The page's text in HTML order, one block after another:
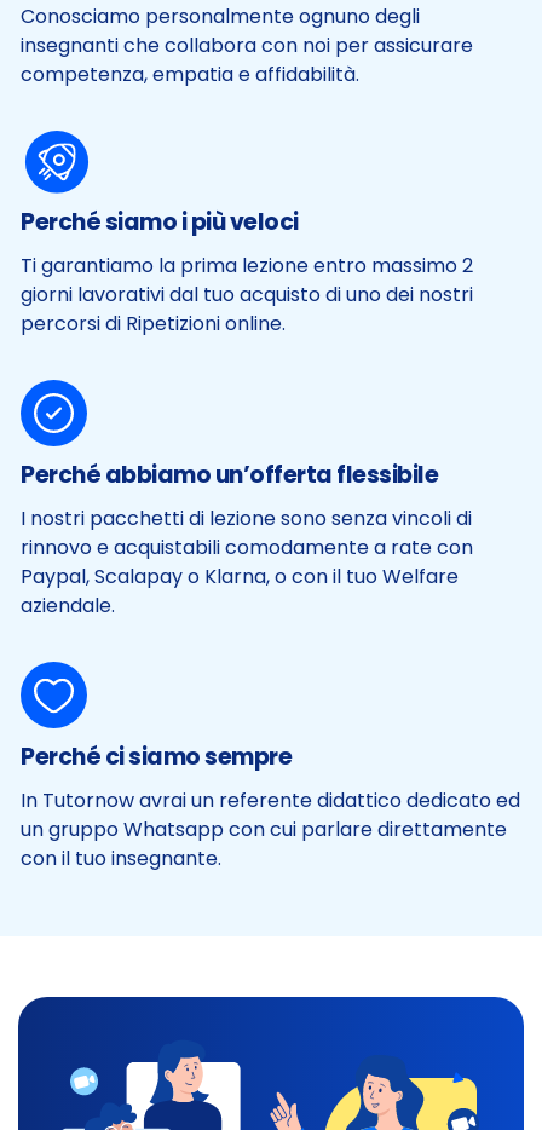
Conosciamo personalmente ognuno degli
insegnanti che collabora con noi per assicurare
competenza, empatia e affidabilità.
Perché siamo i più veloci
Ti garantiamo la prima lezione entro massimo 2
giorni lavorativi dal tuo acquisto di uno dei nostri
percorsi di Ripetizioni online.
Perché abbiamo un’offerta flessibile
I nostri pacchetti di lezione sono senza vincoli di
rinnovo e acquistabili comodamente a rate con
Paypal, Scalapay o Klarna, o con il tuo Welfare
aziendale.
Perché ci siamo sempre
In Tutornow avrai un referente didattico dedicato ed
un gruppo Whatsapp con cui parlare direttamente
con il tuo insegnante.